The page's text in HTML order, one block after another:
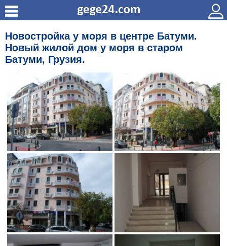
Новостройка у моря в центре Батуми.
Новый жилой дом у моря в старом
Батуми, Грузия.